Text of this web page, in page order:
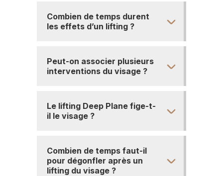
Combien de temps durent
les effets d’un lifting ?
Peut-on associer plusieurs
interventions du visage ?
Le lifting Deep Plane fige-t-
il le visage ?
Combien de temps faut-il
pour dégonfler après un
lifting du visage ?